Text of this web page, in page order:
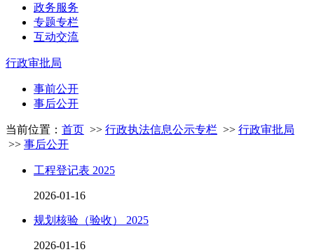
政务服务
专题专栏
互动交流
行政审批局
事前公开
事后公开
当前位置： 首页 >> 行政执法信息公示专栏 >> 行政审批局
>> 事后公开
工程登记表 2025
2026-01-16
规划核验（验收） 2025
2026-01-16